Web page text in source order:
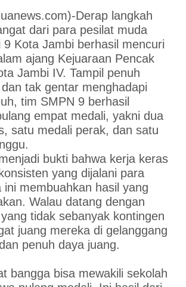
Derap langkah
dari para pesilat muda
9 Kota Jambi berhasil mencuri
ajang Kejuaraan Pencak
Jambi IV. Tampil penuh
tak gentar menghadapi
tim SMPN 9 berhasil
empat medali, yakni dua
satu medali perak, dan satu
bukti bahwa kerja keras
yang dijalani para
ini membuahkan hasil yang
Walau datang dengan
tidak sebanyak kontingen
juang mereka di gelanggang
penuh daya juang.
bangga bisa mewakili sekolah